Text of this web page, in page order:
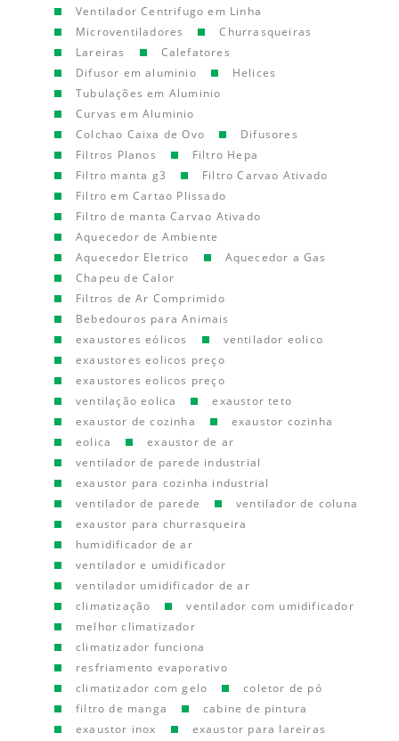
Ventilador Centrifugo em Linha
Microventiladores
Churrasqueiras
Lareiras
Calefatores
Difusor em aluminio
Helices
Tubulações em Aluminio
Curvas em Aluminio
Colchao Caixa de Ovo
Difusores
Filtros Planos
Filtro Hepa
Filtro manta g3
Filtro Carvao Ativado
Filtro em Cartao Plissado
Filtro de manta Carvao Ativado
Aquecedor de Ambiente
Aquecedor Eletrico
Aquecedor a Gas
Chapeu de Calor
Filtros de Ar Comprimido
Bebedouros para Animais
exaustores eólicos
ventilador eolico
exaustores eolicos preço
exaustores eolicos preço
ventilação eolica
exaustor teto
exaustor de cozinha
exaustor cozinha
eolica
exaustor de ar
ventilador de parede industrial
exaustor para cozinha industrial
ventilador de parede
ventilador de coluna
exaustor para churrasqueira
humidificador de ar
ventilador e umidificador
ventilador umidificador de ar
climatização
ventilador com umidificador
melhor climatizador
climatizador funciona
resfriamento evaporativo
climatizador com gelo
coletor de pó
filtro de manga
cabine de pintura
exaustor inox
exaustor para lareiras